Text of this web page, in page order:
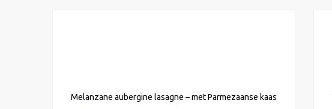
Melanzane aubergine lasagne – met Parmezaanse kaas